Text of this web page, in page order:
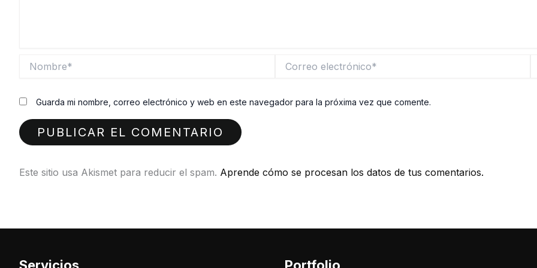
electrónico*
Guarda mi nombre, correo electrónico y web en este navegador para la próxima vez que comente.
Este sitio usa Akismet para reducir el spam. Aprende cómo se procesan los datos de tus comentarios.